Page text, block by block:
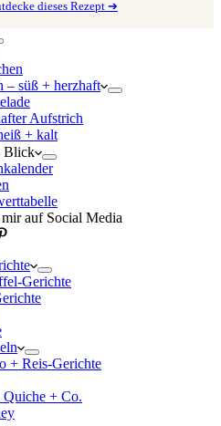
dieses Rezept ➔
– süß + herzhaft
Aufstrich
+ kalt
Blick
auf Social Media
Gerichte
+ Reis-Gerichte
Quiche + Co.